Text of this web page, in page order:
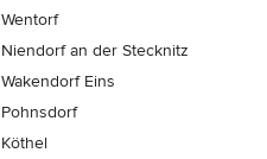
Wentorf
Niendorf an der Stecknitz
Wakendorf Eins
Pohnsdorf
Köthel